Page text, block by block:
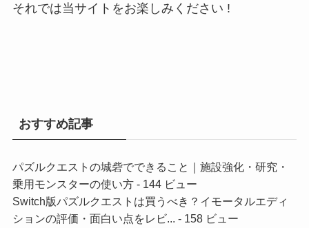
それでは当サイトをお楽しみください !
おすすめ記事
パズルクエストの城砦でできること｜施設強化・研究・
乗用モンスターの使い方- 144 ビュー
Switch版パズルクエストは買うべき？イモータルエディ
ションの評価・面白い点をレビ... - 158 ビュー